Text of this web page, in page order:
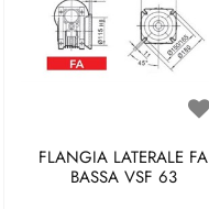
FLANGIA LATERALE FA
BASSA VSF 63